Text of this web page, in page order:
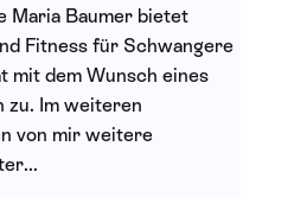
Maria Baumer bietet
Fitness für Schwangere
mit dem Wunsch eines
zu. Im weiteren
von mir weitere